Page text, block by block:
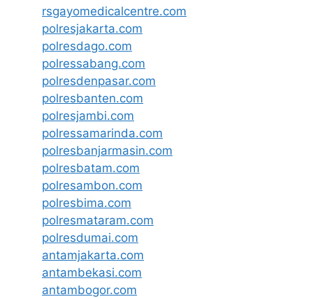
rsgayomedicalcentre.com
polresjakarta.com
polresdago.com
polressabang.com
polresdenpasar.com
polresbanten.com
polresjambi.com
polressamarinda.com
polresbanjarmasin.com
polresbatam.com
polresambon.com
polresbima.com
polresmataram.com
polresdumai.com
antamjakarta.com
antambekasi.com
antambogor.com